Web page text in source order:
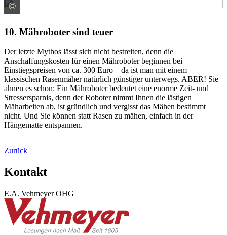
© © Kalim / stock.adobe.com
10. Mähroboter sind teuer
Der letzte Mythos lässt sich nicht bestreiten, denn die
Anschaffungskosten für einen Mähroboter beginnen bei
Einstiegspreisen von ca. 300 Euro – da ist man mit einem
klassischen Rasenmäher natürlich günstiger unterwegs. ABER! Sie
ahnen es schon: Ein Mähroboter bedeutet eine enorme Zeit- und
Stressersparnis, denn der Roboter nimmt Ihnen die lästigen
Mäharbeiten ab, ist gründlich und vergisst das Mähen bestimmt
nicht. Und Sie können statt Rasen zu mähen, einfach in der
Hängematte entspannen.
Zurück
Kontakt
E.A. Vehmeyer OHG